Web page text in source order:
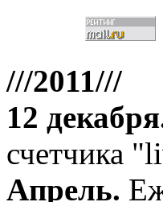
///2011///
12 декабря
счетчика
Апрель.